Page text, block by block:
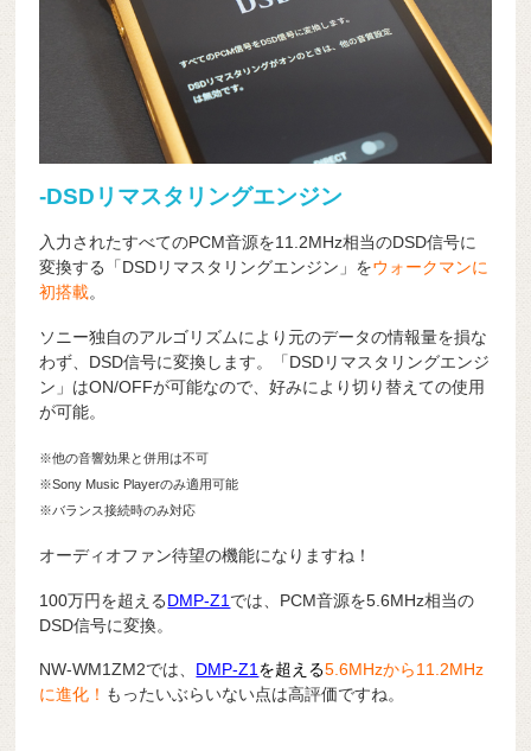
-DSDリマスタリングエンジン
入力されたすべてのPCM音源を11.2MHz相当のDSD信号に
変換する「DSDリマスタリングエンジン」をウォークマンに
初搭載。
ソニー独自のアルゴリズムにより元のデータの情報量を損な
わず、DSD信号に変換します。「DSDリマスタリングエンジ
ン」はON/OFFが可能なので、好みにより切り替えての使用
が可能。
※他の音響効果と併用は不可
※Sony Music Playerのみ適用可能
※バランス接続時のみ対応
オーディオファン待望の機能になりますね！
100万円を超えるDMP-Z1 では、PCM音源を5.6MHz相当の
DSD信号に変換。
NW-WM1ZM2では、 DMP-Z1を超える5.6MHzから11.2MHz
に進化！ もったいぶらいない点は高評価ですね。